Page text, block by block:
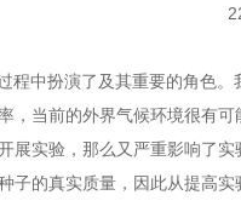
程中扮演了及其重要的角色
，当前的外界气候环境很有
实验，那么又严重影响了
的真实质量，因此从提高